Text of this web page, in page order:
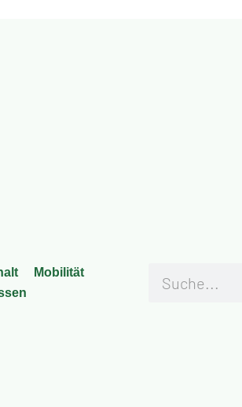
Mobi­li­tät